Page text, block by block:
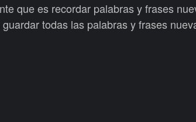
que es recordar palabras y frases
todas las palabras y frases